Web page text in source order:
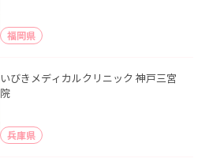
福岡県
いびきメディカルクリニック 神戸三宮
院
兵庫県